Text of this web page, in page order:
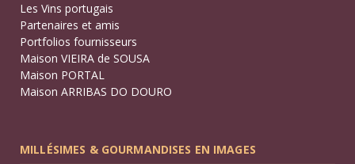
Les Vins portugais
Partenaires et amis
Portfolios fournisseurs
Maison VIEIRA de SOUSA
Maison PORTAL
Maison ARRIBAS DO DOURO
MILLÉSIMES & GOURMANDISES EN IMAGES